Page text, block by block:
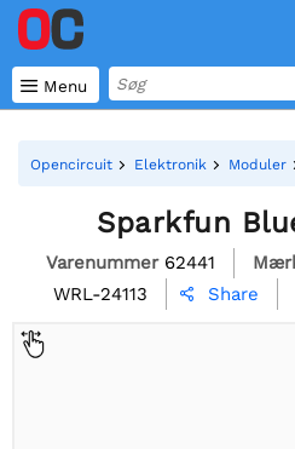
 Menu
Opencircuit Elektronik Moduler
Sparkfun
Varenummer 62441
WRL-24113
 Share